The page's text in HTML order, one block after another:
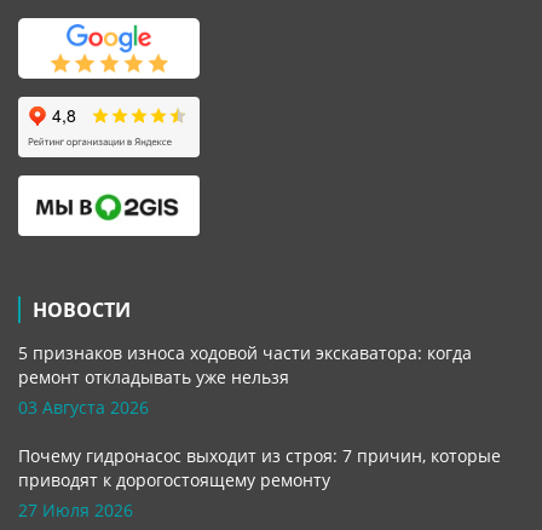
НОВОСТИ
5 признаков износа ходовой части экскаватора: когда
ремонт откладывать уже нельзя
03 Августа 2026
Почему гидронасос выходит из строя: 7 причин, которые
приводят к дорогостоящему ремонту
27 Июля 2026